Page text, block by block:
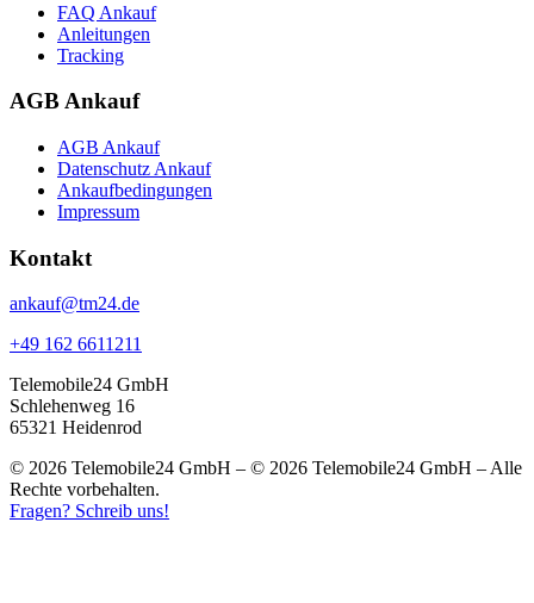
FAQ Ankauf
Anleitungen
Tracking
AGB Ankauf
AGB Ankauf
Datenschutz Ankauf
Ankaufbedingungen
Impressum
Kontakt
ankauf@tm24.de
+49 162 6611211
Telemobile24 GmbH
Schlehenweg 16
65321 Heidenrod
© 2026 Telemobile24 GmbH – © 2026 Telemobile24 GmbH – Alle
Rechte vorbehalten.
Fragen? Schreib uns!